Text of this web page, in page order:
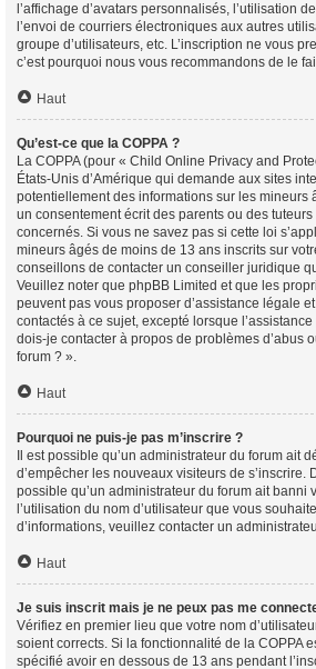
l’affichage d’avatars personnalisés, l’utilisation
l’envoi de courriers électroniques aux autres
groupe d’utilisateurs, etc. L’inscription ne vous
c’est pourquoi nous vous recommandons de le
Haut
Qu’est-ce que la COPPA ?
La COPPA (pour « Child Online Privacy and
États-Unis d’Amérique qui demande aux sites
potentiellement des informations sur les mineurs
un consentement écrit des parents ou des
concernés. Si vous ne savez pas si cette loi
mineurs âgés de moins de 13 ans inscrits sur
conseillons de contacter un conseiller juridique
Veuillez noter que phpBB Limited et que les
peuvent pas vous proposer d’assistance légale
contactés à ce sujet, excepté lorsque
dois-je contacter à propos de problèmes d’abus
forum ? ».
Haut
Pourquoi ne puis-je pas m’inscrire ?
Il est possible qu’un administrateur du forum ait
d’empêcher les nouveaux visiteurs de s’inscrire.
possible qu’un administrateur du forum ait banni
l’utilisation du nom d’utilisateur que vous
d’informations, veuillez contacter un
Haut
Je suis inscrit mais je ne peux pas me
Vérifiez en premier lieu que votre nom
soient corrects. Si la fonctionnalité de la COPPA
spécifié avoir en dessous de 13 ans pendant